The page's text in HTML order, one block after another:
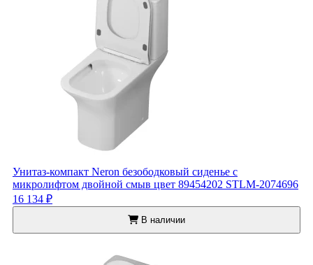
Унитаз-компакт Neron безободковый сиденье с
микролифтом двойной смыв цвет 89454202 STLM-2074696
16 134 ₽
В наличии